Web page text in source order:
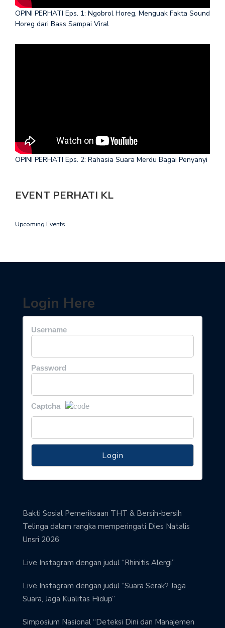
OPINI PERHATI Eps. 1: Ngobrol Horeg, Menguak Fakta Sound
Horeg dari Bass Sampai Viral
OPINI PERHATI Eps. 2: Rahasia Suara Merdu Bagai Penyanyi
EVENT PERHATI KL
Upcoming Events
Login Here
Username
Password
Captcha
Bakti Sosial Pemeriksaan THT & Bersih-bersih
Telinga dalam rangka memperingati Dies Natalis
Unsri 2026
Live Instagram dengan judul “Rhinitis Alergi”
Live Instagram dengan judul “Suara Serak? Jaga
Suara, Jaga Kualitas Hidup”
Simposium Nasional “Deteksi Dini dan Manajemen